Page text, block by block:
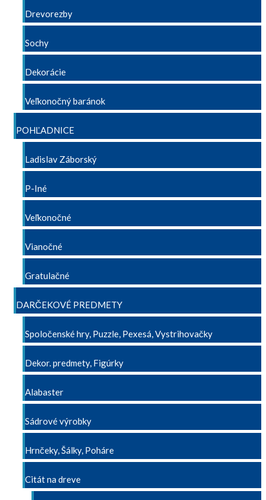
Drevorezby
Sochy
Dekorácie
Veľkonočný baránok
POHĽADNICE
Ladislav Záborský
P-Iné
Veľkonočné
Vianočné
Gratulačné
DARČEKOVÉ PREDMETY
Spoločenské hry, Puzzle, Pexesá, Vystrihovačky
Dekor. predmety, Figúrky
Alabaster
Sádrové výrobky
Hrnčeky, Šálky, Poháre
Citát na dreve